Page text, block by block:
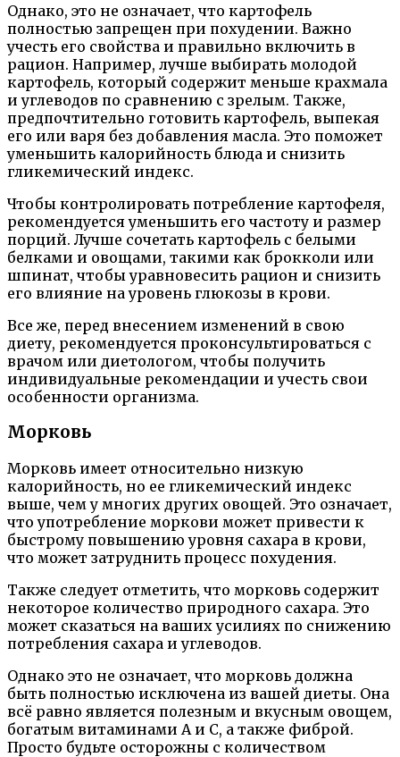
Однако, это не означает, что картофель
полностью запрещен при похудении. Важно
учесть его свойства и правильно включить в
рацион. Например, лучше выбирать молодой
картофель, который содержит меньше крахмала
и углеводов по сравнению с зрелым. Также,
предпочтительно готовить картофель, выпекая
его или варя без добавления масла. Это поможет
уменьшить калорийность блюда и снизить
гликемический индекс.
Чтобы контролировать потребление картофеля,
рекомендуется уменьшить его частоту и размер
порций. Лучше сочетать картофель с белыми
белками и овощами, такими как брокколи или
шпинат, чтобы уравновесить рацион и снизить
его влияние на уровень глюкозы в крови.
Все же, перед внесением изменений в свою
диету, рекомендуется проконсультироваться с
врачом или диетологом, чтобы получить
индивидуальные рекомендации и учесть свои
особенности организма.
Морковь
Морковь имеет относительно низкую
калорийность, но ее гликемический индекс
выше, чем у многих других овощей. Это означает,
что употребление моркови может привести к
быстрому повышению уровня сахара в крови,
что может затруднить процесс похудения.
Также следует отметить, что морковь содержит
некоторое количество природного сахара. Это
может сказаться на ваших усилиях по снижению
потребления сахара и углеводов.
Однако это не означает, что морковь должна
быть полностью исключена из вашей диеты. Она
всё равно является полезным и вкусным овощем,
богатым витаминами A и C, а также фиброй.
Просто будьте осторожны с количеством